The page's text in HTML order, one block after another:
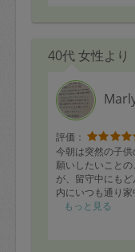
40代 女性より
評価：
今朝は突然の子
願いしたいこと
が、留守中にも
内にいつも通り家
先週はこちらの
半日かかっても
もっと見る